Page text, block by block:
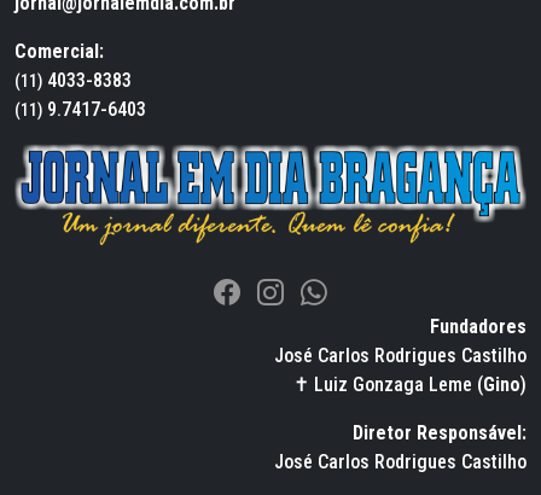
Comercial:
(11) 4033-8383
(11) 9.7417-6403
Fundadores
José Carlos Rodrigues Castilho
✝ Luiz Gonzaga Leme (Gino)
Diretor Responsável:
José Carlos Rodrigues Castilho